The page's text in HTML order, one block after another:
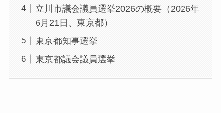
立川市議会議員選挙2026の概要（2026年
6月21日、東京都）
東京都知事選挙
東京都議会議員選挙